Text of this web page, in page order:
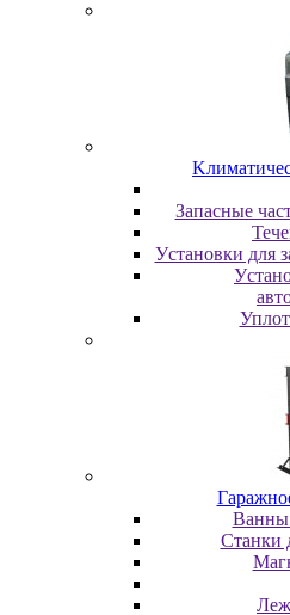
Запасные
Уcтaнoвки для
Baнны
Cтaнки